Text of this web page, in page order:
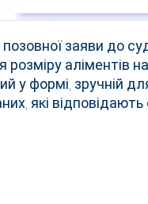
позовної заяви до
розміру аліментів
у формі, зручній
які